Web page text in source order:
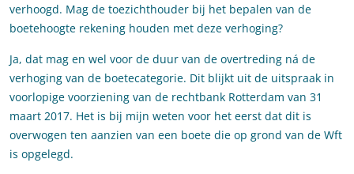
verhoogd. Mag de toezichthouder bij het bepalen van de
boetehoogte rekening houden met deze verhoging?
Ja, dat mag en wel voor de duur van de overtreding ná de
verhoging van de boetecategorie. Dit blijkt uit de uitspraak in
voorlopige voorziening van de rechtbank Rotterdam van 31
maart 2017. Het is bij mijn weten voor het eerst dat dit is
overwogen ten aanzien van een boete die op grond van de Wft
is opgelegd.